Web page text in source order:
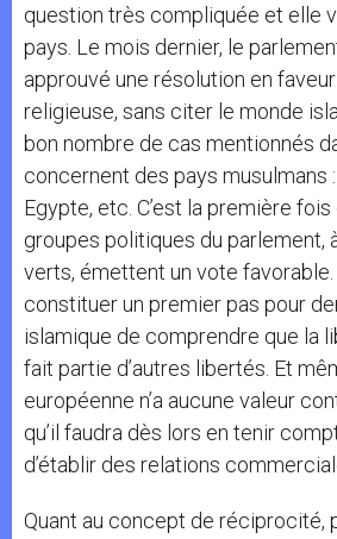
question très compliquée et elle
pays. Le mois dernier, le
approuvé une résolution en
religieuse, sans citer le monde
bon nombre de cas mentionnés
concernent des pays musulmans :
Egypte, etc. C’est la première
groupes politiques du parlement,
verts, émettent un vote favorable.
constituer un premier pas pour
islamique de comprendre que la
fait partie d’autres libertés. Et
européenne n’a aucune valeur
qu’il faudra dès lors en tenir
d’établir des relations
Quant au concept de réciprocité,